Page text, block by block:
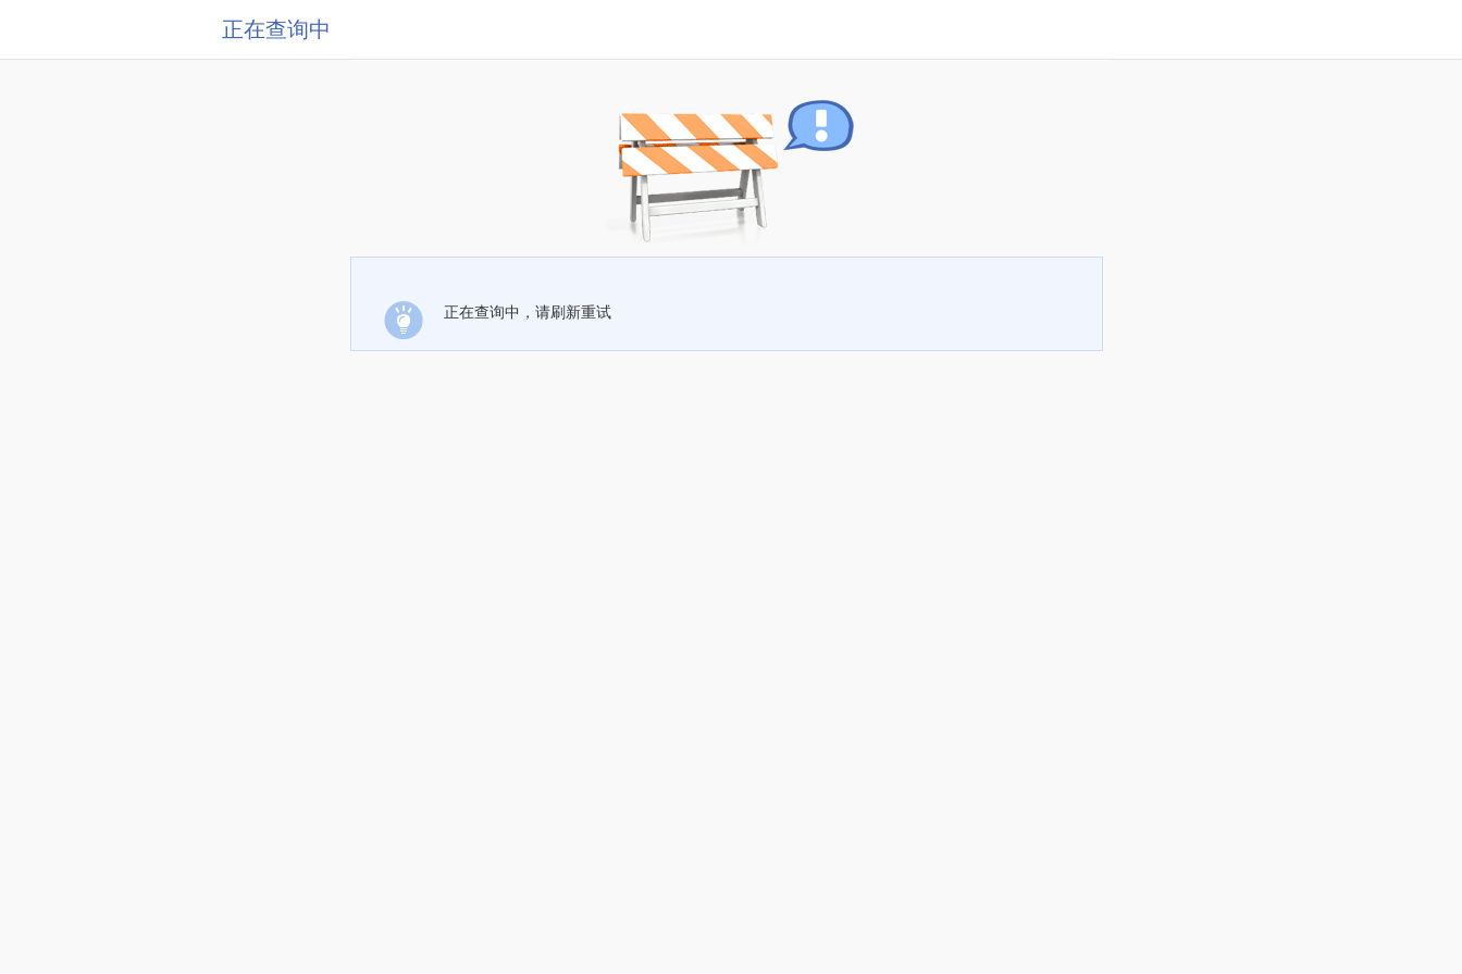
正在查询中
正在查询中，请刷新重试